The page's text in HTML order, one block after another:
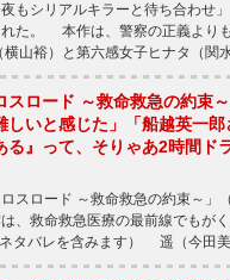
もシリアルキラーと待ち合わせ
た。 本作は、警察の正義より
山裕）と第六感女子ヒナタ（関
スロード ～救命救急の約束
しいと感じた」「船越英一
る』って、そりゃあ2時間ド
スロード ～救命救急の約束～」
、救命救急医療の最前線でもが
タバレを含みます） 遥（今田